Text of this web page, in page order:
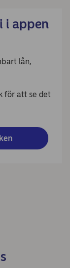
i appen
lån,
för att se det